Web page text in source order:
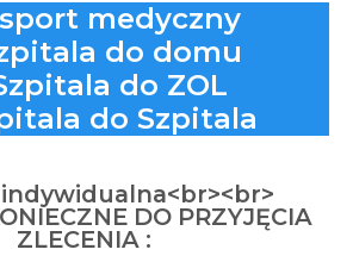
medyczny
do domu
do ZOL
do Szpitala
DO PRZYJĘCIA
ZLECENIA :